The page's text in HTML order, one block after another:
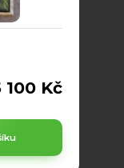
100 Kč